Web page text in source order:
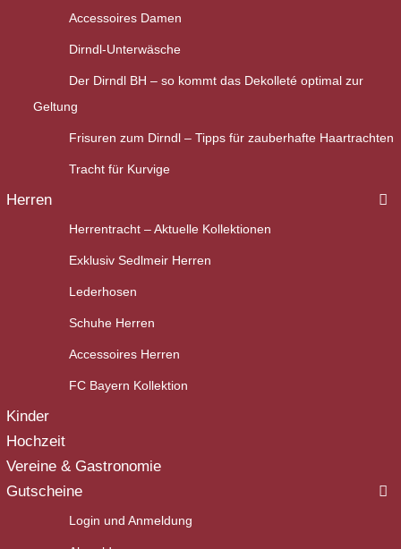
Accessoires Damen
Dirndl-Unterwäsche
Der Dirndl BH – so kommt das Dekolleté optimal zur
Geltung
Frisuren zum Dirndl – Tipps für zauberhafte Haartrachten
Tracht für Kurvige
Herren
Herrentracht – Aktuelle Kollektionen
Exklusiv Sedlmeir Herren
Lederhosen
Schuhe Herren
Accessoires Herren
FC Bayern Kollektion
Kinder
Hochzeit
Vereine & Gastronomie
Gutscheine
Login und Anmeldung